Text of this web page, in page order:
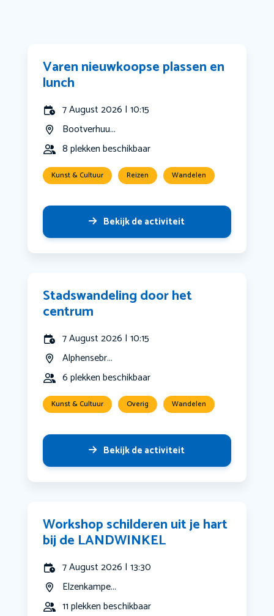
Varen nieuwkoopse plassen en
lunch
7 August 2026 | 10:15
Bootverhuu...
8 plekken beschikbaar
Kunst & Cultuur Reizen Wandelen
Bekijk de activiteit
Stadswandeling door het
centrum
7 August 2026 | 10:15
Alphensebr...
6 plekken beschikbaar
Kunst & Cultuur Overig Wandelen
Bekijk de activiteit
Workshop schilderen uit je hart
bij de LANDWINKEL
7 August 2026 | 13:30
Elzenkampe...
11 plekken beschikbaar